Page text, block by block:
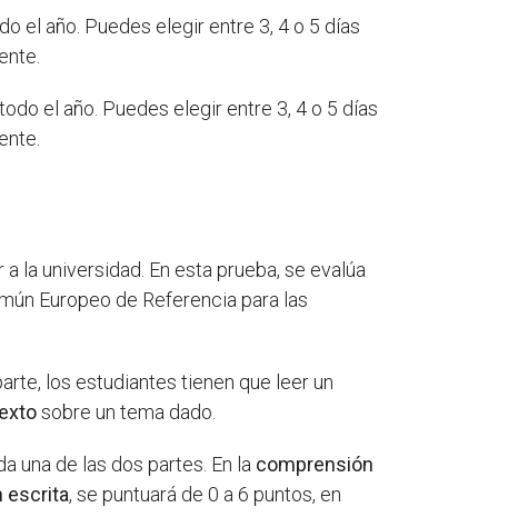
el año. Puedes elegir entre 3, 4 o 5 días
el año. Puedes elegir entre 3, 4 o 5 días
la universidad. En esta prueba, se evalúa
Europeo de Referencia para las
los estudiantes tienen que leer un
sobre un tema dado.
una de las dos partes. En la comprensión
escrita, se puntuará de 0 a 6 puntos, en